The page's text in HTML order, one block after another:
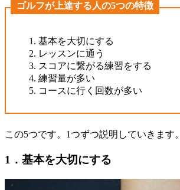
ゴルフが上達する人の5つの特徴
基本を大切にする
レッスンに通う
スコアに繋がる練習をする
練習量が多い
コースに行く回数が多い
この5つです。1つずつ説明していきます。
1．基本を大切にする